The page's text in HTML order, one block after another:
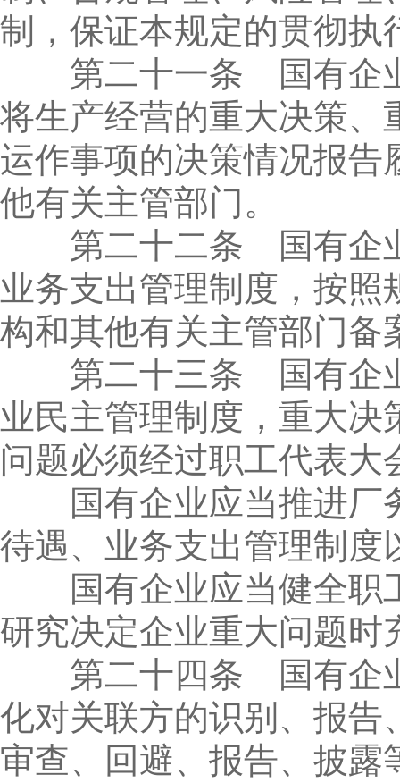
制，保证本规定的贯彻执
第二十一条 国有企业
将生产经营的重大决策、
运作事项的决策情况报告
他有关主管部门。
第二十二条 国有企业
业务支出管理制度，按
构和其他有关主管部门备
第二十三条 国有企业
业民主管理制度，重大
问题必须经过职工代表大
国有企业应当推进厂
待遇、业务支出管理制度
国有企业应当健全职
研究决定企业重大问题时
第二十四条 国有企业
化对关联方的识别、报告
审查、回避、报告、披露